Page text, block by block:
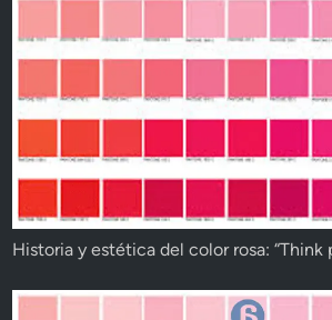
Historia y estética del color rosa: “Think